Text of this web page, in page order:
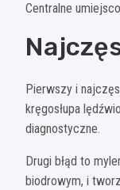
Centralne
Pierwszy i
kręgosłupa
diagnostyczne.
Drugi błąd to
biodrowym, i